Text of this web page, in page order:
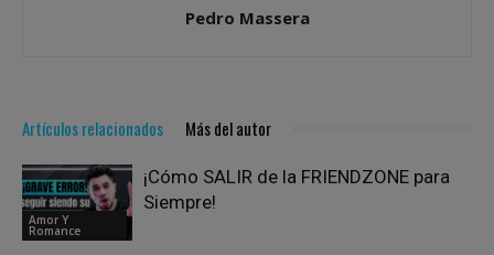
Pedro Massera
Artículos relacionados Más del autor
Amor Y
Romance
¡Cómo SALIR de la FRIENDZONE para
Siempre!